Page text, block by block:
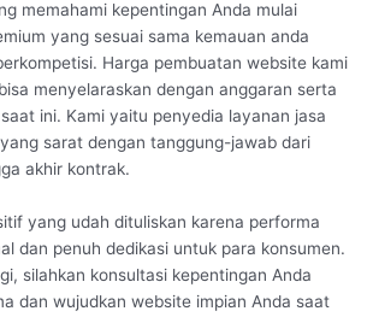
memahami kepentingan Anda mulai
yang sesuai sama kemauan anda
Harga pembuatan website kami
menyelaraskan dengan anggaran serta
ini. Kami yaitu penyedia layanan jasa
sarat dengan tanggung-jawab dari
akhir kontrak.
yang udah dituliskan karena performa
dan penuh dedikasi untuk para konsumen.
silahkan konsultasi kepentingan Anda
dan wujudkan website impian Anda saat